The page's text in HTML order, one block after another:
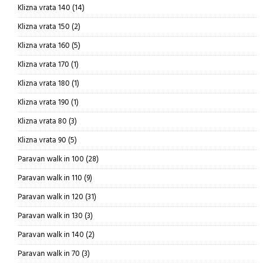
Klizna vrata 140 1414
proizvoda
Klizna vrata 150 22
proizvoda
Klizna vrata 160 55
proizvoda
Klizna vrata 170 11
proizvod
Klizna vrata 180 11
proizvod
Klizna vrata 190 11
proizvod
Klizna vrata 80 33
proizvoda
Klizna vrata 90 55
proizvoda
Paravan walk in 100 2828
proizvoda
Paravan walk in 110 99
proizvoda
Paravan walk in 120 3131
proizvod
Paravan walk in 130 33
proizvoda
Paravan walk in 140 22
proizvoda
Paravan walk in 70 33